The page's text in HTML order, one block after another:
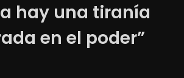
hay una tiranía
en el poder”